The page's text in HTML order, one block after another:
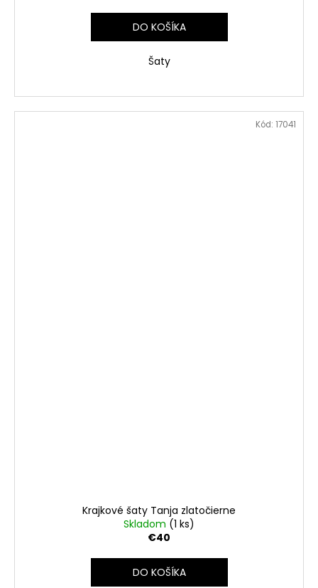
DO KOŠÍKA
Šaty
Krajkové šaty Tanja zlatočierne
Skladom (1 ks)
€40
DO KOŠÍKA
Kód: 17041